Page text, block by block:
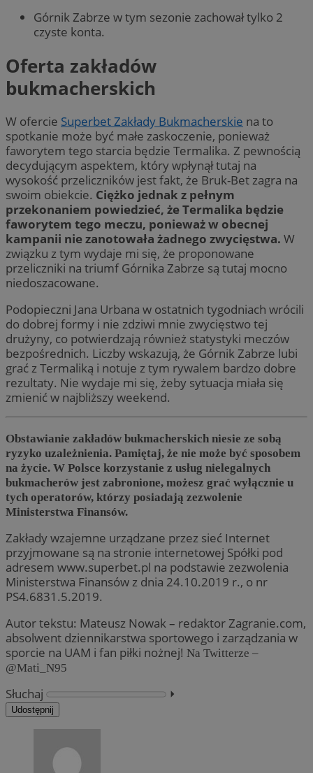
Górnik Zabrze w tym sezonie zachował tylko 2
czyste konta.
Oferta zakładów
bukmacherskich
W ofercie Superbet Zakłady Bukmacherskie na to
spotkanie może być małe zaskoczenie, ponieważ
faworytem tego starcia będzie Termalika. Z pewnością
decydującym aspektem, który wpłynął tutaj na
wysokość przeliczników jest fakt, że Bruk-Bet zagra na
swoim obiekcie. Ciężko jednak z pełnym
przekonaniem powiedzieć, że Termalika będzie
faworytem tego meczu, ponieważ w obecnej
kampanii nie zanotowała żadnego zwycięstwa. W
związku z tym wydaje mi się, że proponowane
przeliczniki na triumf Górnika Zabrze są tutaj mocno
niedoszacowane.
Podopieczni Jana Urbana w ostatnich tygodniach wrócili
do dobrej formy i nie zdziwi mnie zwycięstwo tej
drużyny, co potwierdzają również statystyki meczów
bezpośrednich. Liczby wskazują, że Górnik Zabrze lubi
grać z Termaliką i notuje z tym rywalem bardzo dobre
rezultaty. Nie wydaje mi się, żeby sytuacja miała się
zmienić w najbliższy weekend.
Obstawianie zakładów bukmacherskich niesie ze sobą
ryzyko uzależnienia. Pamiętaj, że nie może być sposobem
na życie. W Polsce korzystanie z usług nielegalnych
bukmacherów jest zabronione, możesz grać wyłącznie u
tych operatorów, którzy posiadają zezwolenie
Ministerstwa Finansów.
Zakłady wzajemne urządzane przez sieć Internet
przyjmowane są na stronie internetowej Spółki pod
adresem www.superbet.pl na podstawie zezwolenia
Ministerstwa Finansów z dnia 24.10.2019 r., o nr
PS4.6831.5.2019.
Autor tekstu: Mateusz Nowak – redaktor Zagranie.com,
absolwent dziennikarstwa sportowego i zarządzania w
sporcie na UAM i fan piłki nożnej! Na Twitterze –
@Mati_N95
Słuchaj ⏵︎
Udostępnij